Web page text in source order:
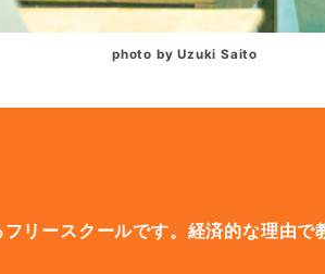
photo by Uzuki Saito
リースクールです。経済的な理由